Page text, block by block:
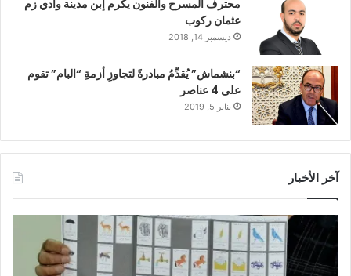
محترف المسرح والفنون يكرم إبن مدينة وادي زم
عثمان ركوب
ديسمبر 14, 2018
“بنشماش” يُقدِّمُ مبادرةً لتجاوزِ أزمةِ “البام” تقوم
على 4 عناصر
يناير 5, 2019
آخر الأخبار